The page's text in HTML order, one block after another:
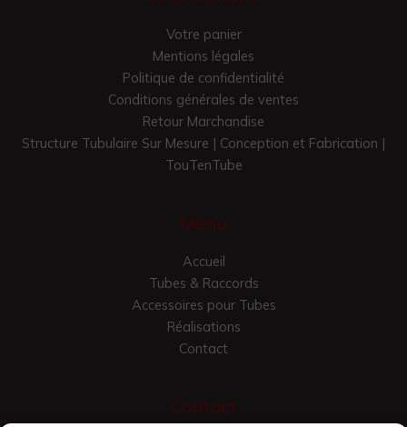
Votre panier
Mentions légales
Politique de confidentialité
Conditions générales de ventes
Retour Marchandise
Structure Tubulaire Sur Mesure | Conception et Fabrication |
TouTenTube
Menu
Accueil
Tubes & Raccords
Accessoires pour Tubes
Réalisations
Contact
Contact